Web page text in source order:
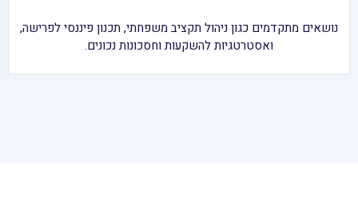
נושאים מתקדמים כגון ניהול תקציב משפחתי, תכנון פיננסי לפרישה,
ואסטרטגיות להשקעות וחסכונות נכונים.